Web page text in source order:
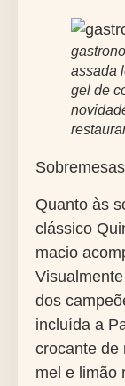
assada
gel de
Quanto às
clássico
macio
dos
incluída a
crocante de
mel e limão